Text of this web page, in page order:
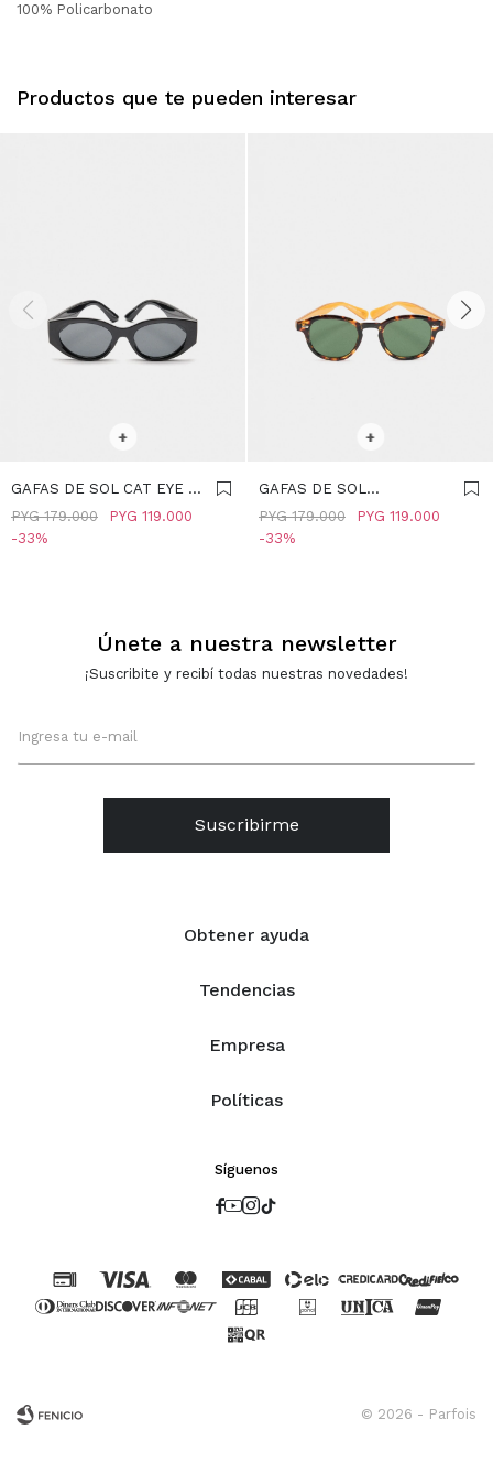
100% Policarbonato
Productos que te pueden interesar
+
GAFAS DE SOL CAT EYE -
NEGRO
PYG 119.000
PYG 179.000
33
+
GAFAS DE SOL
REDONDAS - MARRON
PYG 119.000
PYG 179.000
33
Obtener ayuda
Tendencias
Empresa
Políticas
Únete a nuestra newsletter
¡Suscribite y recibí todas nuestras novedades!
Suscribirme
Síguenos

© 2026 - Parfois